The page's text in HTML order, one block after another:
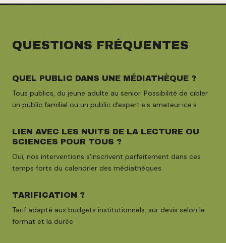
QUESTIONS FRÉQUENTES
QUEL PUBLIC DANS UNE MÉDIATHÈQUE ?
Tous publics, du jeune adulte au senior. Possibilité de cibler
un public familial ou un public d'expert·e·s amateur·ice·s.
LIEN AVEC LES NUITS DE LA LECTURE OU
SCIENCES POUR TOUS ?
Oui, nos interventions s'inscrivent parfaitement dans ces
temps forts du calendrier des médiathèques.
TARIFICATION ?
Tarif adapté aux budgets institutionnels, sur devis selon le
format et la durée.